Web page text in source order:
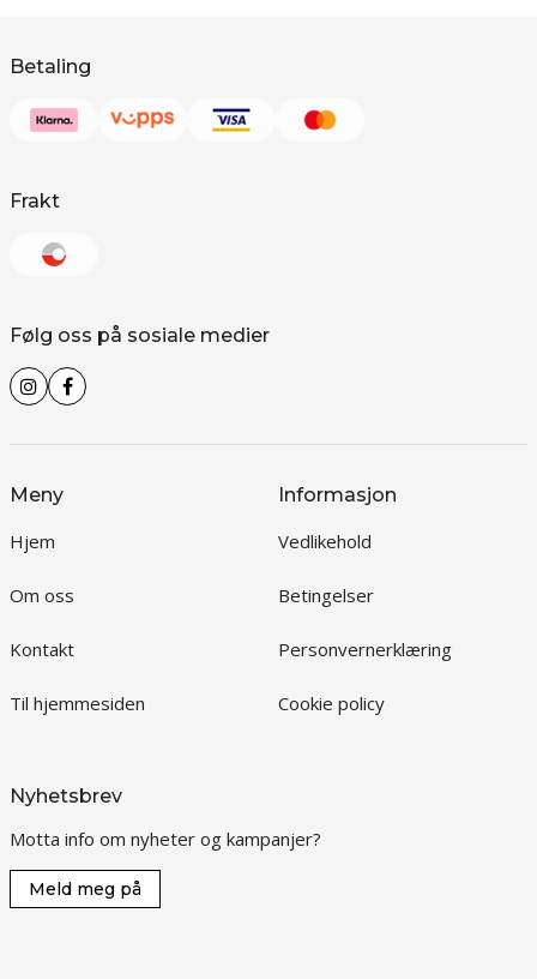
Betaling
Frakt
Følg oss på sosiale medier
Meny
Hjem
Om oss
Kontakt
Til hjemmesiden
Informasjon
Vedlikehold
Betingelser
Personvernerklæring
Cookie policy
Nyhetsbrev
Motta info om nyheter og kampanjer?
Meld meg på